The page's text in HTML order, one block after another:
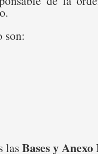
son:
ORDENANZA FISCAL
SERVICIO INTERMUNICIPAL
lasBases y